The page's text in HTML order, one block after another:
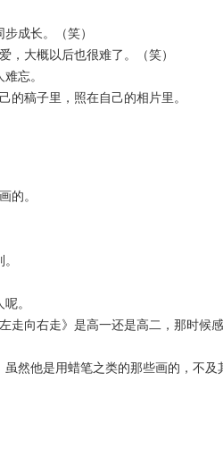
成长。（笑）
大概以后也很难了。（笑）
忘。
稿子里，照在自己的相片里。
的。
。
向右走》是高一还是高二，那时候
然他是用蜡笔之类的那些画的，不及